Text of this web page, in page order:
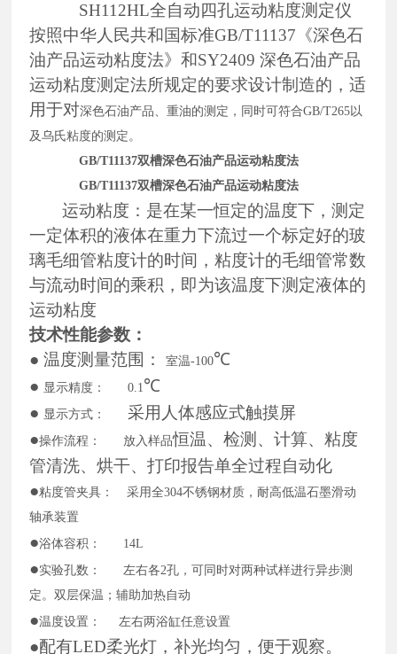
SH112HL全自动四孔运动粘度测定仪
按照中华人民共和国标准GB/T11137《深色石
油产品运动粘度法》和SY2409 深色石油产品
运动粘度测定法所规定的要求设计制造的，适
用于对深色石油产品、重油的测定，同时可符合GB/T265以
及乌氏粘度的测定。
GB/T11137双槽深色石油产品运动粘度法
GB/T11137双槽深色石油产品运动粘度法
运动粘度：是在某一恒定的温度下，测定
一定体积的液体在重力下流过一个标定好的玻
璃毛细管粘度计的时间，粘度计的毛细管常数
与流动时间的乘积，即为该温度下测定液体的
运动粘度
技术性能参数：
● 温度测量范围：
室温-100℃
● 显示精度： 0.1 ℃
● 显示方式：
采用人体感应式触摸屏
●操作流程： 放入样品恒温、检测、计算、粘度
管清洗、烘干、打印报告单全过程自动化
●粘度管夹具： 采用全304不锈钢材质，耐高低温石墨滑动
轴承装置
●浴体容积： 14L
●实验孔数： 左右各2孔，可同时对两种试样进行异步测
定。双层保温；辅助加热自动
●温度设置： 左右两浴缸任意设置
●配有LED柔光灯，补光均匀，便于观察。